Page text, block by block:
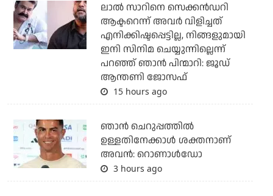
ലാല്‍ സാറിനെ സെക്കന്‍ഡറി
ആക്ടറെന്ന് അവര്‍ വിളിച്ചത്
എനിക്കിഷ്ടപ്പെട്ടില്ല, നിങ്ങളുമായി
ഇനി സിനിമ ചെയ്യുന്നില്ലെന്ന്
പറഞ്ഞ് ഞാന്‍ പിന്മാറി: ജൂഡ്
ആന്തണി ജോസഫ്
15 hours ago
ഞാന്‍ ചെറുപ്പത്തില്‍
ഉള്ളതിനേക്കാള്‍ ശക്തനാണ്
അവന്‍: റൊണാള്‍ഡോ
3 hours ago